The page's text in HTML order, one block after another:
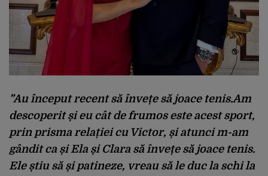
”Au început recent să învețe să joace tenis.Am
descoperit și eu cât de frumos este acest sport,
prin prisma relației cu Victor, și atunci m-am
gândit ca și Ela și Clara să învețe să joace tenis.
Ele știu să și patineze, vreau să le duc la schi la